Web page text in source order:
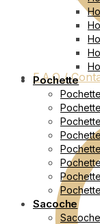
F.A.Q /
Pochette
Sacoche